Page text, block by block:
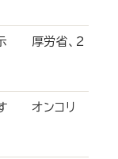
示 厚労省、2
オンコリ